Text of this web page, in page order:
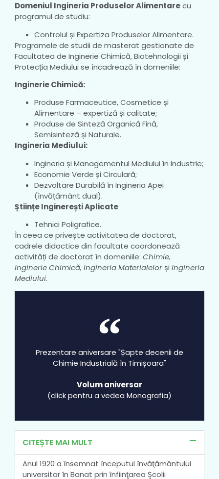
Domeniul Ingineria Produselor Alimentarecu
programul de studiu:
Controlul și Expertiza Produselor Alimentare.
Programele de studii de masterat gestionate de
Facultatea de Inginerie Chimică, Biotehnologii și
Protecția Mediului se încadrează în domeniile:
Inginerie Chimică:
Produse Farmaceutice, Cosmetice și
Alimentare – expertiză și calitate;
Produse de Sinteză Organică Fină,
Semisinteză și Naturale.
Ingineria Mediului:
Ingineria și Managementul Mediului în Industrie;
Economie Verde și Circulară;
Dezvoltare Durabilă în Ingineria Apei
(învățământ dual).
Științe Inginerești Aplicate
Tehnici Poligrafice.
În ceea ce privește activitatea de doctorat,
cadrele didactice din facultate coordonează
activități de doctorat în domeniile: Chimie,
Inginerie Chimică, Ingineria Materialelor și Ingineria
Mediului.
Prezentare aniversare "Șapte decenii de
Chimie Industrială în Timișoara"
Volum aniversar
(click pentru a vedea Monografia)
CITEȘTE MAI MULT
Anul 1920 a însemnat începutul învăţământului
universitar în Banat prin înfiinţarea Şcolii